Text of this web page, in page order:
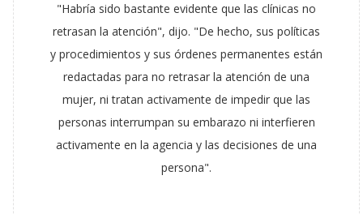
"Habría sido bastante evidente que las clínicas no
retrasan la atención", dijo. "De hecho, sus políticas
y procedimientos y sus órdenes permanentes están
redactadas para no retrasar la atención de una
mujer, ni tratan activamente de impedir que las
personas interrumpan su embarazo ni interfieren
activamente en la agencia y las decisiones de una
persona".